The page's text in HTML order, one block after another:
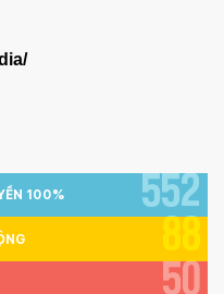
100% 552
88
50